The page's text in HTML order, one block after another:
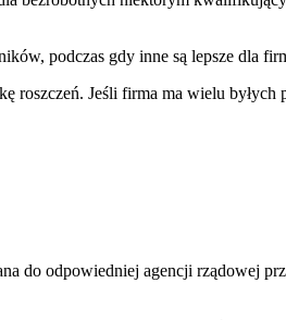
podczas gdy inne są lepsze dla
roszczeń. Jeśli firma ma wielu
do odpowiedniej agencji rządowej